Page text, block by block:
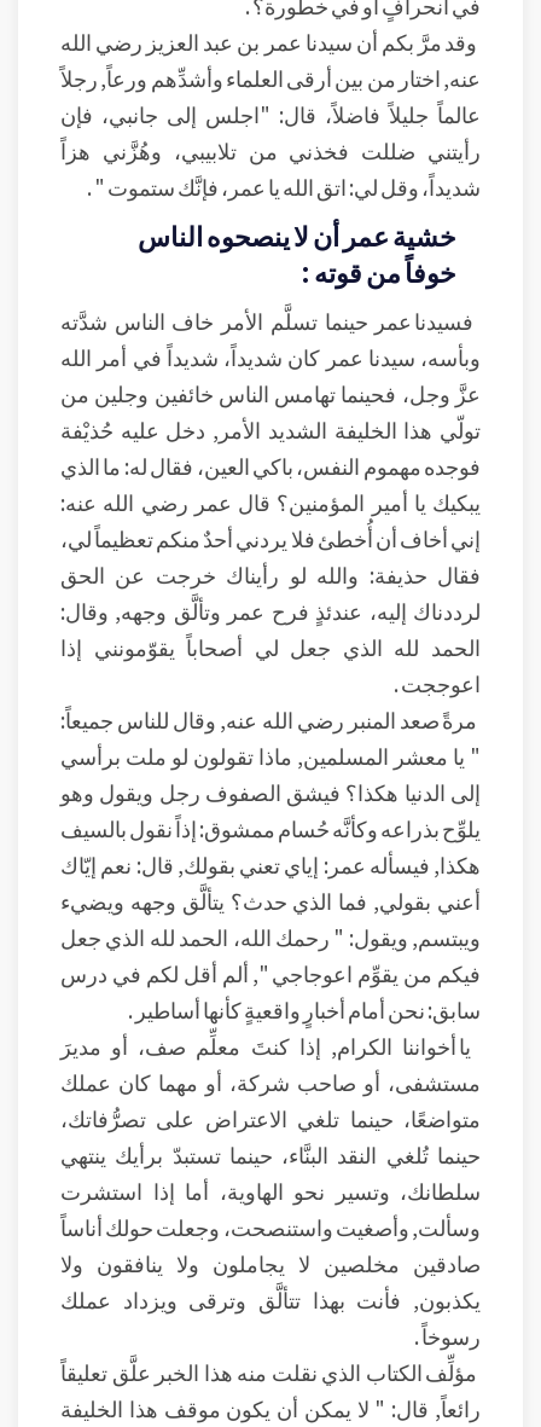
وقد مرَّ بكم أن سيدنا عمر بن عبد العزيز رضي الله
عنه, اختار من بين أرقى العلماء وأشدِّهم ورعاً, رجلاً
عالماً جليلاً فاضلاً، قال: "اجلس إلى جانبي، فإن
رأيتني ضللت فخذني من تلابيبي، وهُزَّني هزاً
شديداً، وقل لي: اتق الله يا عمر، فإنَّك ستموت " .
خشية عمر أن لا ينصحوه الناس
خوفاً من قوته :
فسيدنا عمر حينما تسلَّم الأمر خاف الناس شدَّته
وبأسه، سيدنا عمر كان شديداً، شديداً في أمر الله
عزَّ وجل، فحينما تهامس الناس خائفين وجلين من
تولّي هذا الخليفة الشديد الأمر, دخل عليه حُذيْفة
فوجده مهموم النفس، باكي العين، فقال له: ما الذي
يبكيك يا أمير المؤمنين؟ قال عمر رضي الله عنه:
إني أخاف أن أُخطئ فلا يردني أحدٌ منكم تعظيماً لي،
فقال حذيفة: والله لو رأيناك خرجت عن الحق
لرددناك إليه، عندئذٍ فرح عمر وتألَّق وجهه, وقال:
الحمد لله الذي جعل لي أصحاباً يقوّمونني إذا
اعوججت .
مرةً صعد المنبر رضي الله عنه, وقال للناس جميعاً:
" يا معشر المسلمين, ماذا تقولون لو ملت برأسي
إلى الدنيا هكذا؟ فيشق الصفوف رجل ويقول وهو
يلوِّح بذراعه وكأنَّه حُسام ممشوق: إذاً نقول بالسيف
هكذا, فيسأله عمر: إياي تعني بقولك, قال: نعم إيّاك
أعني بقولي, فما الذي حدث؟ يتألَّق وجهه ويضيء
ويبتسم, ويقول: " رحمك الله، الحمد لله الذي جعل
فيكم من يقوِّم اعوجاجي ", ألم أقل لكم في درس
سابق: نحن أمام أخبارٍ واقعيةٍ كأنها أساطير .
يا أخواننا الكرام, إذا كنتَ معلِّم صف، أو مديرَ
مستشفى، أو صاحب شركة، أو مهما كان عملك
متواضعًا، حينما تلغي الاعتراض على تصرُّفاتك،
حينما تُلغي النقد البنَّاء، حينما تستبدّ برأيك ينتهي
سلطانك، وتسير نحو الهاوية، أما إذا استشرت
وسألت, وأصغيت واستنصحت، وجعلت حولك أناساً
صادقين مخلصين لا يجاملون ولا ينافقون ولا
يكذبون, فأنت بهذا تتألَّق وترقى ويزداد عملك
رسوخاً .
مؤلِّف الكتاب الذي نقلت منه هذا الخبر علَّق تعليقاً
رائعاً, قال: " لا يمكن أن يكون موقف هذا الخليفة